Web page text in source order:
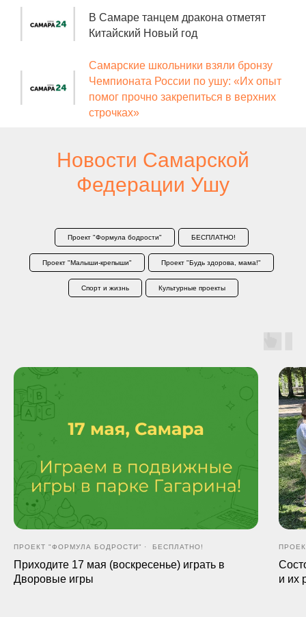
В Самаре танцем дракона отметят
Китайский Новый год
Самарские школьники взяли бронзу
Чемпионата России по ушу: «Их опыт
помог прочно закрепиться в верхних
строчках»
Новости Самарской
Федерации Ушу
Проект "Формула бодрости" БЕСПЛАТНО!
Проект "Малыши-крепыши" Проект "Будь здорова, мама!"
Спорт и жизнь Культурные проекты
ПРОЕКТ "ФОРМУЛА БОДРОСТИ" БЕСПЛАТНО!
Приходите 17 мая (воскресенье) играть в
Дворовые игры
и их